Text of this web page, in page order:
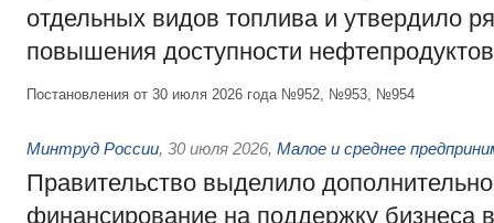
отдельных видов топлива и утвердило
повышения доступности нефтепродуктов
Постановления от 30 июля 2026 года №952, №953, №954
Минтруд России, 30 июля 2026, Малое и среднее
Правительство выделило
финансирование на поддержку бизнеса